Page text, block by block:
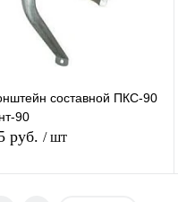
составной ПКС-90
90
руб. / шт